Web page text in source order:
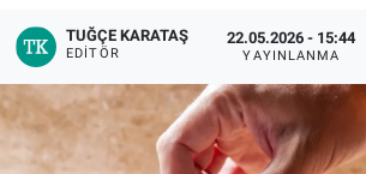
TUĞÇE KARATAŞ
EDITÖR
22.05.2026 - 15:44
YAYINLANMA
İLAN
Bize ulaşın
İletişim/Künye